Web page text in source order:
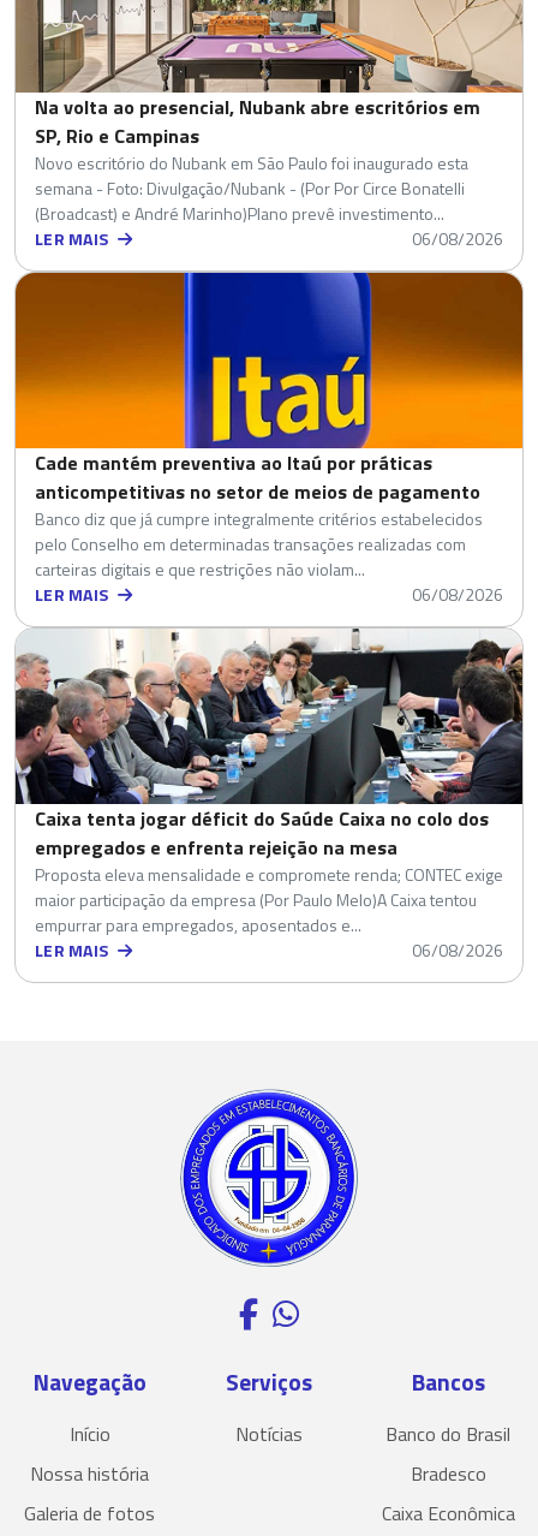
Na volta ao presencial, Nubank abre escritórios em
SP, Rio e Campinas
Novo escritório do Nubank em São Paulo foi inaugurado esta
semana - Foto: Divulgação/Nubank - (Por Por Circe Bonatelli
(Broadcast) e André Marinho)Plano prevê investimento...
LER MAIS
06/08/2026
Cade mantém preventiva ao Itaú por práticas
anticompetitivas no setor de meios de pagamento
Banco diz que já cumpre integralmente critérios estabelecidos
pelo Conselho em determinadas transações realizadas com
carteiras digitais e que restrições não violam...
LER MAIS
06/08/2026
Caixa tenta jogar déficit do Saúde Caixa no colo dos
empregados e enfrenta rejeição na mesa
Proposta eleva mensalidade e compromete renda; CONTEC exige
maior participação da empresa (Por Paulo Melo)A Caixa tentou
empurrar para empregados, aposentados e...
LER MAIS
06/08/2026
Navegação
Início
Nossa história
Galeria de fotos
Serviços
Notícias
Bancos
Banco do Brasil
Bradesco
Caixa Econômica